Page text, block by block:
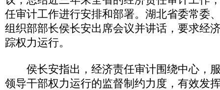
任审计工作进行安排和部署。湖北省委常委
组织部部长侯长安出席会议并讲话，要求经
踪权力运行。
侯长安指出，经济责任审计围绕中心，
领导干部权力运行的监督制约力度，有效发